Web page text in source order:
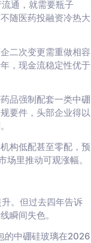
通，就需要瓶子
随医药投融资冷热大
二次变更需重做相容
，现金流稳定性优于
品强制配套一类中硼
要件，头部企业得以
构低配甚至零配，预
里推动可观涨幅。
。但过去四年告诉
瞬间失色。
的中硼硅玻璃在2026